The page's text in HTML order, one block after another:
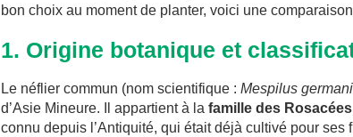
bon choix au moment de planter, voici une
1. Origine botanique et
Le néflier commun (nom scientifique : Mespilus
d’Asie Mineure. Il appartient à la famille des Rosacées
connu depuis l’Antiquité, qui était déjà cultivé pour ses